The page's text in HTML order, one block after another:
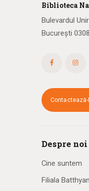
Biblioteca N
Bulevardul
București
Contactează-
Despre noi
Cine suntem
Filiala